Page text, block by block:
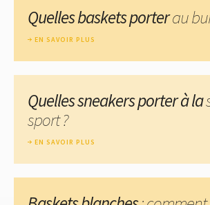
Quelles baskets porterau
EN SAVOIR PLUS
Quelles sneakers porter à la
sport ?
EN SAVOIR PLUS